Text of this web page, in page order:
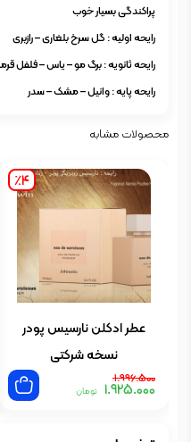
پراکندگی بسیار خوب
رایحه اولیه : گل سرخ بلغاری – رازبری
رایحه ثانویه : برگ مو – یاس – فلفل
رایحه پایه : وانیل – مشک – سدر
محصولات مشابه
٪4
عطر ادکلن نارسیس پودر
نسخه شرکتی
1.996.500
قیمت
اصلی:
1.925.000 تومان
قیمت
فعلی: